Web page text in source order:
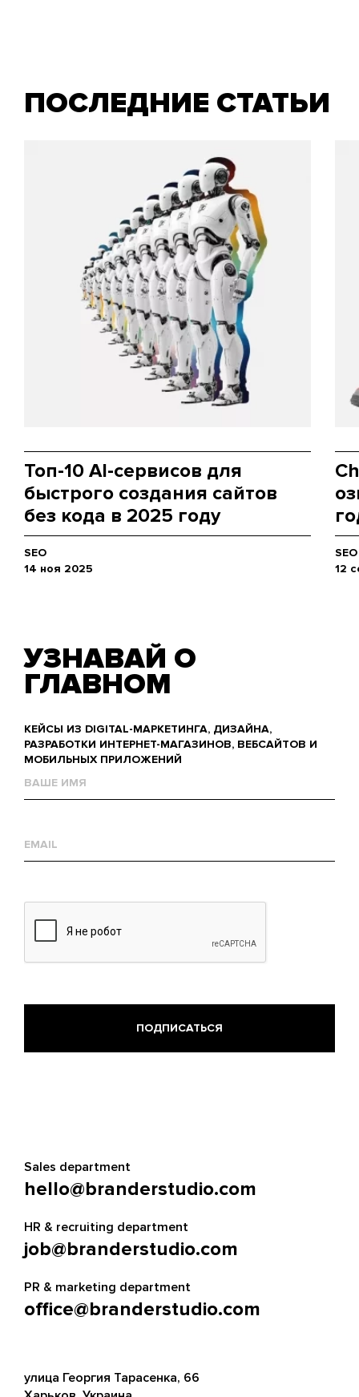
ПОСЛЕДНИЕ СТАТЬИ
Топ-10 AI-сервисов для
быстрого создания сайтов
без кода в 2025 году
SEO
14 ноя 2025
SEO
12
УЗНАВАЙ О
ГЛАВНОМ
КЕЙСЫ ИЗ DIGITAL-МАРКЕТИНГА, ДИЗАЙНА,
РАЗРАБОТКИ ИНТЕРНЕТ-МАГАЗИНОВ, ВЕБСАЙТОВ И
МОБИЛЬНЫХ ПРИЛОЖЕНИЙ
mail
Sales department
hello@branderstudio.com
HR & recruiting department
job@branderstudio.com
PR & marketing department
office@branderstudio.com
улица Георгия Тарасенка, 66